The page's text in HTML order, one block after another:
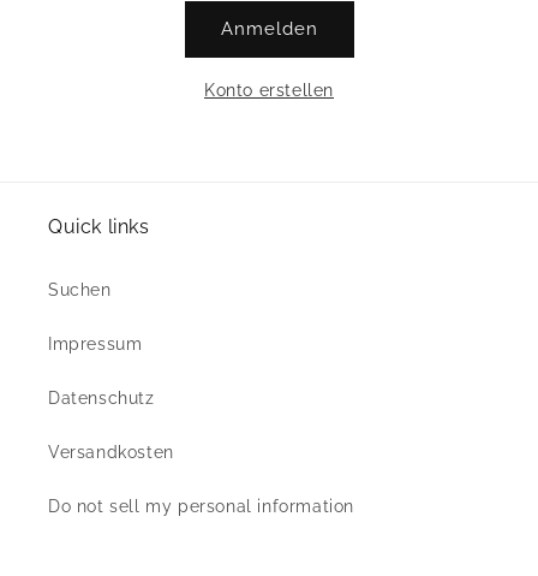
Anmelden
Konto erstellen
Quick links
Suchen
Impressum
Datenschutz
Versandkosten
Do not sell my personal information